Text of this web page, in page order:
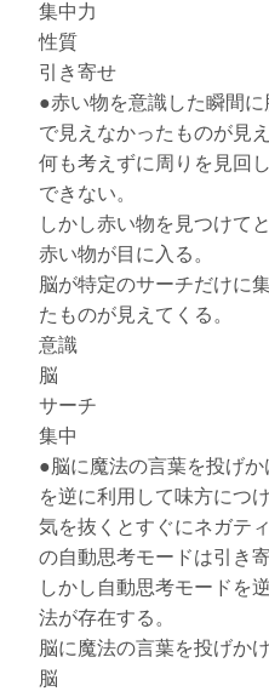
集中力
性質
引き寄せ
●赤い物を意識した瞬間
で見えなかったものが見
何も考えずに周りを見回
できない。
しかし赤い物を見つけて
赤い物が目に入る。
脳が特定のサーチだけに
たものが見えてくる。
意識
脳
サーチ
集中
●脳に魔法の言葉を投げ
を逆に利用して味方につ
気を抜くとすぐにネガテ
の自動思考モードは引き
しかし自動思考モードを
法が存在する。
脳に魔法の言葉を投げか
脳